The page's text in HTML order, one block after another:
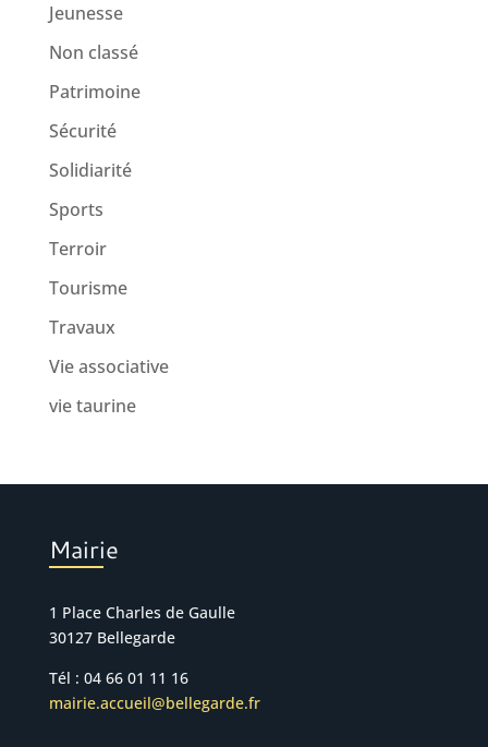
Jeunesse
Non classé
Patrimoine
Sécurité
Solidiarité
Sports
Terroir
Tourisme
Travaux
Vie associative
vie taurine
Mairie
1 Place Charles de Gaulle
30127 Bellegarde
Tél : 04 66 01 11 16
mairie.accueil@bellegarde.fr